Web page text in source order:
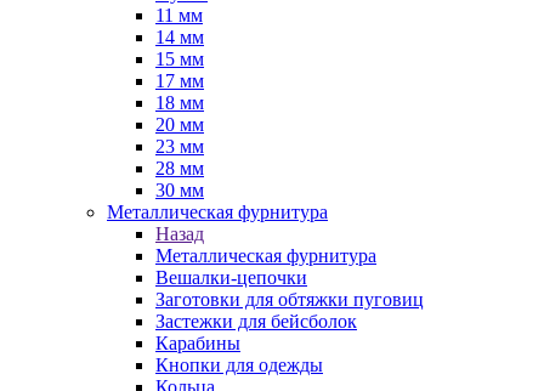
11 мм
14 мм
15 мм
17 мм
18 мм
20 мм
23 мм
28 мм
30 мм
Металлическая фурнитура
Назад
Металлическая фурнитура
Вешалки-цепочки
Заготовки для обтяжки пуговиц
Застежки для бейсболок
Карабины
Кнопки для одежды
Кольца